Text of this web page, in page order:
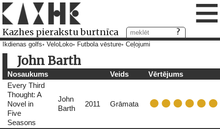
Kazhes pierakstu burtnīca ≡
Ikdienas golfs VeloLoko Futbola vēsture Ceļojumi
John Barth
Nosaukums Veids
Vērtējums
Every Third
Thought: A
Novel in
Five
Seasons
John
Barth
2011 Grāmata